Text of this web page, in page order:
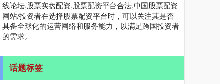
线论坛,股票实盘配资,股票配资平台合法,中国股票配资
网站/投资者在选择股票配资平台时，可以关注其是否
具备全球化的运营网络和服务能力，以满足跨国投资者
的需求。
话题标签